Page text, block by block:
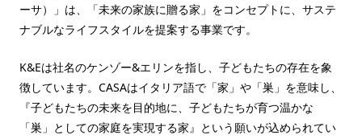
ーサ）」は、「未来の家族に贈る家」をコンセプトに、サステ
ナブルなライフスタイルを提案する事業です。
K&Eは社名のケンゾー&エリンを指し、子どもたちの存在を象
徴しています。CASAはイタリア語で「家」や「巣」を意味し、
『子どもたちの未来を目的地に、子どもたちが育つ温かな
「巣」としての家庭を実現する家』という願いが込められてい